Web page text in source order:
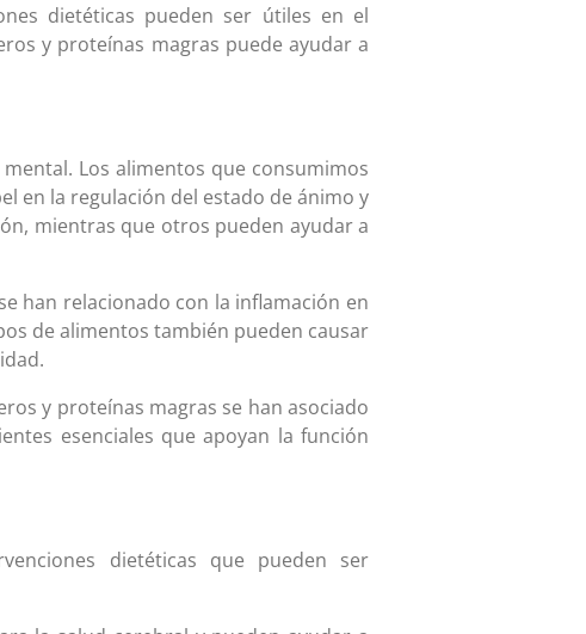
dietéticas pueden ser útiles en el
y proteínas magras puede ayudar a
Los alimentos que consumimos
en la regulación del estado de ánimo y
mientras que otros pueden ayudar a
han relacionado con la inflamación en
de alimentos también pueden causar
y proteínas magras se han asociado
esenciales que apoyan la función
dietéticas que pueden ser